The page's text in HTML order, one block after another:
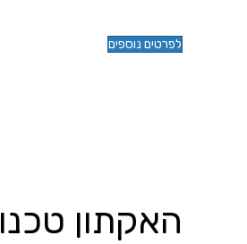
לפרטים נוספים
האקתון